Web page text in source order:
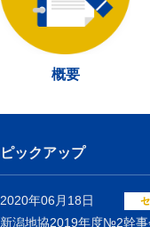
概要
ピックアップ
2020年06月18日
新潟地協2019年度№2幹